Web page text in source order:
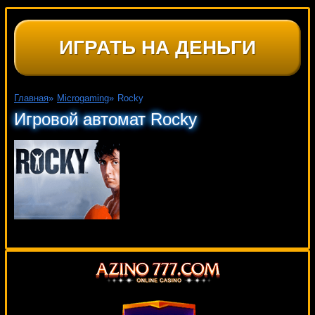
ИГРАТЬ НА ДЕНЬГИ
Главная» Microgaming» Rocky
Игровой автомат Rocky